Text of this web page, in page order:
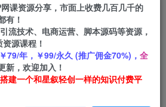
正文
技巧，利用AI做情感类文案无
，月收益4000+
课资源分享，市面上收费几百几千的
有！
流技术、电商运营、脚本源码等资源，
源课程！
￥79/年，￥99/永久 (推广佣金70%)， 全
新，欢迎加入！
建一个和星叙轻创一样的知识付费平